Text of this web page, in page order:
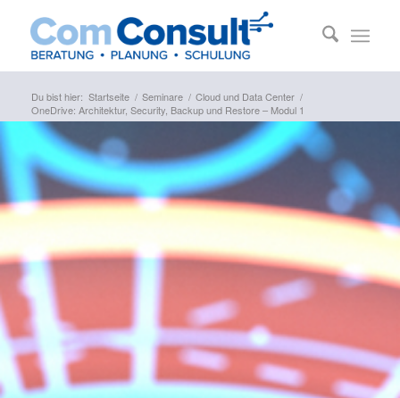
Du bist hier: Startseite / Seminare / Cloud und Data Center /
OneDrive: Architektur, Security, Backup und Restore – Modul 1